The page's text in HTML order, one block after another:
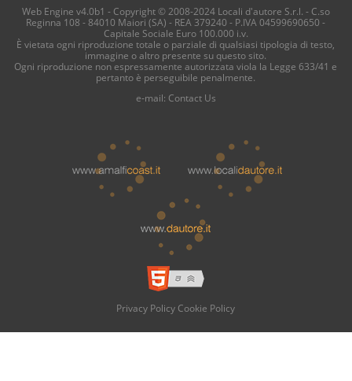
Web Engine v4.0b1 - Copyright © 2008-2024 Locali d'autore S.r.l. - C.so
Reginna 108 - 84010 Maiori (SA) - REA 379240 - P.IVA 04599690650 -
Capitale Sociale Euro 100.000 i.v.
È vietata ogni riproduzione totale o parziale di qualsiasi tipologia di testo,
immagine o altro presente su questo sito.
Ogni riproduzione non espressamente autorizzata viola la Legge 633/41 e
pertanto è perseguibile penalmente.
e-mail: Contact Us
Privacy Policy Cookie Policy